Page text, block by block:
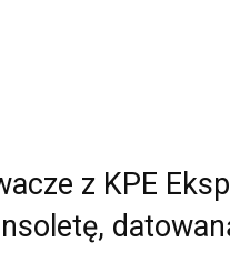
z KPE